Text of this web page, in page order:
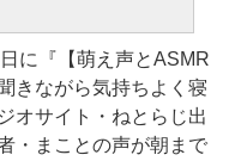
に『【萌え声とASMR
きながら気持ちよく寝
オサイト・ねとらじ出
・まことの声が朝まで